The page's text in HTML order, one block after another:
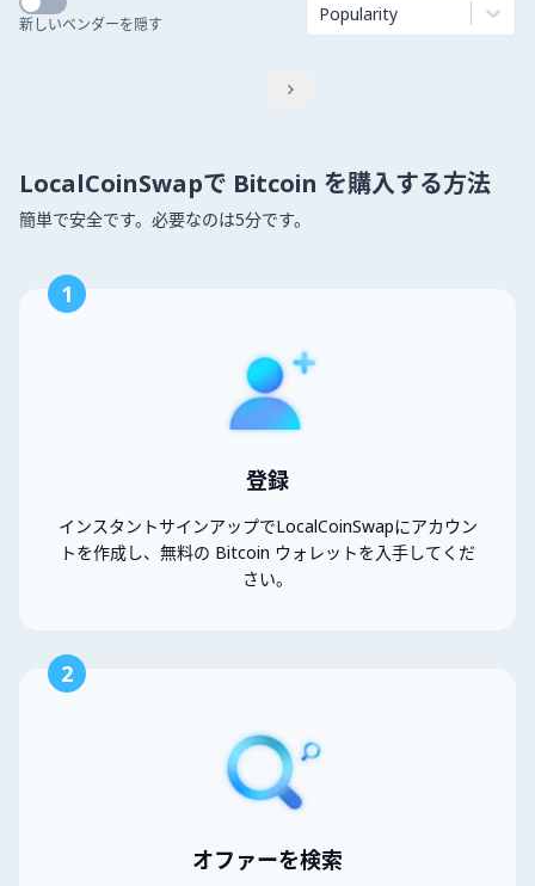
新しいベンダーを隠す Popularity

LocalCoinSwapで Bitcoin を購入する方法
簡単で安全です。必要なのは5分です。
1
登録
インスタントサインアップでLocalCoinSwapにアカウン
トを作成し、無料の Bitcoin ウォレットを入手してくだ
さい。
2
オファーを検索